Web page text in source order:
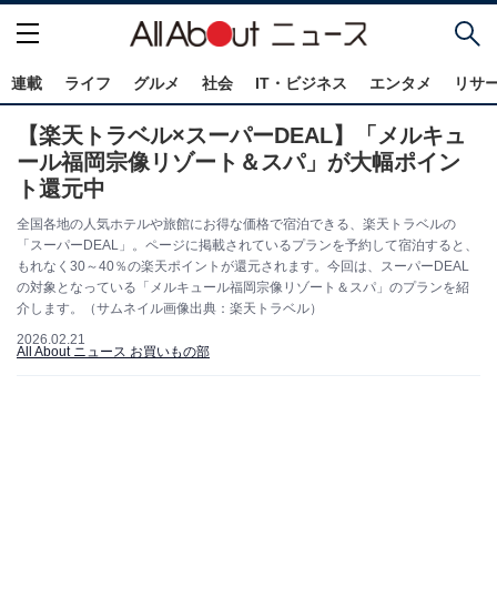
連載 ライフ グルメ 社会 IT・ビジネス エンタメ リサ
【楽天トラベル×スーパーDEAL】「メルキュ
ール福岡宗像リゾート＆スパ」が大幅ポイン
ト還元中
全国各地の人気ホテルや旅館にお得な価格で宿泊できる、楽天トラベルの
「スーパーDEAL」。ページに掲載されているプランを予約して宿泊すると、
もれなく30～40％の楽天ポイントが還元されます。今回は、スーパーDEAL
の対象となっている「メルキュール福岡宗像リゾート＆スパ」のプランを紹
介します。（サムネイル画像出典：楽天トラベル）
2026.02.21
All About ニュース お買いもの部